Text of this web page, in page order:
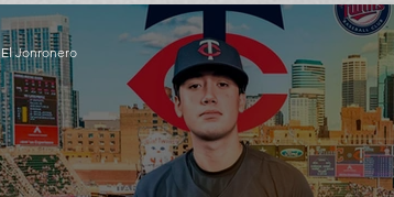
El Jonronero